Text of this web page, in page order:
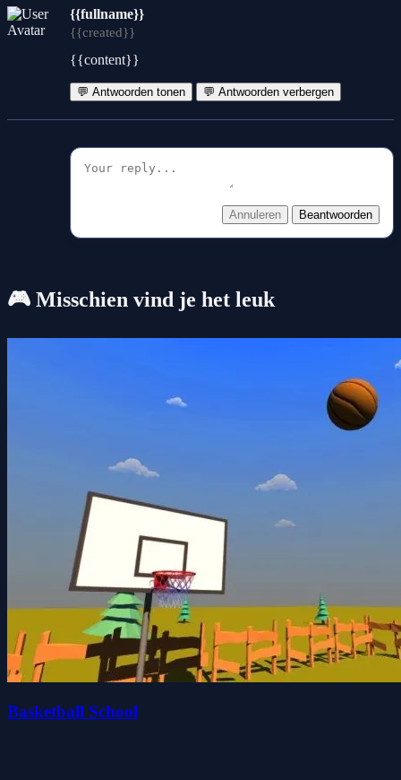
{{fullname}}
{{created}}
{{content}}
💬 Antwoorden tonen 💬 Antwoorden verbergen
Annuleren Beantwoorden
🎮 Misschien vind je het leuk
Basketball School